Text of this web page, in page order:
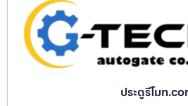
ประตูรีโมท